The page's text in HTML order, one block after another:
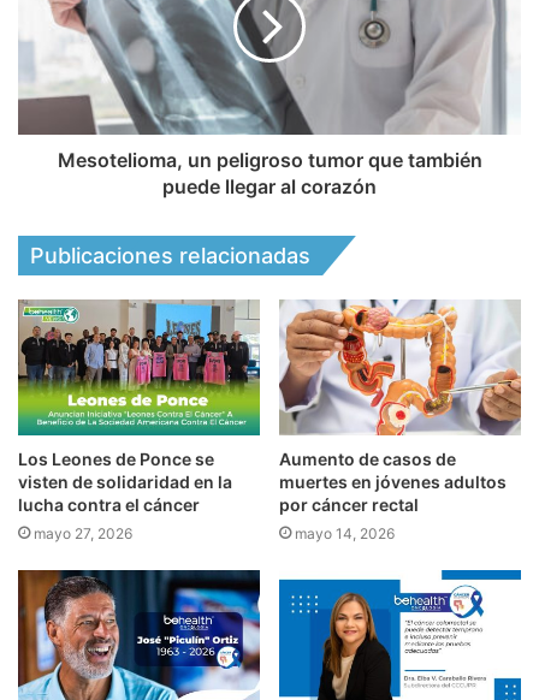
Mesotelioma, un peligroso tumor que también
puede llegar al corazón
Publicaciones relacionadas
Los Leones de Ponce se
visten de solidaridad en la
lucha contra el cáncer
mayo 27, 2026
Aumento de casos de
muertes en jóvenes adultos
por cáncer rectal
mayo 14, 2026